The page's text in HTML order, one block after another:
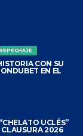
CON SU
EN EL
UCLÉS”
CLAUSURA 2026